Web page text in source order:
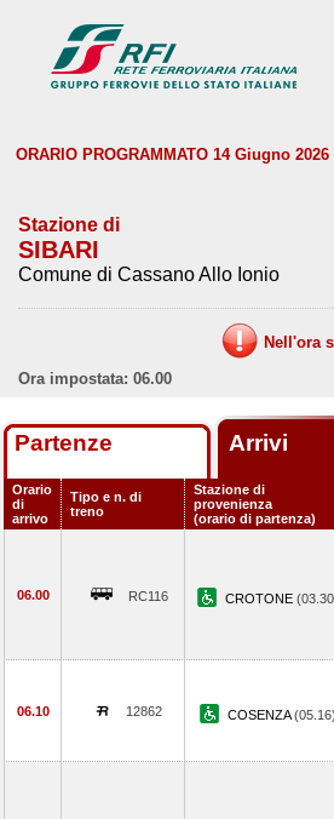
ORARIO PROGRAMMATO 14 Giugno
Stazione di
SIBARI
Comune di Cassano Allo Ionio
Nell'ora
Ora impostata: 06.00
Partenze Arrivi
Orario
di
arrivo
Tipo e n. di
treno
Stazione di
provenienza
(orario di partenza)
06.00 RC116 CROTONE
06.10 12862 COSENZA(05.16)